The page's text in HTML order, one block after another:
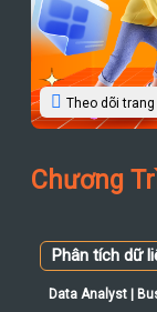
Theo dõi trang
Chương
Phân tích dữ
Data Analyst |